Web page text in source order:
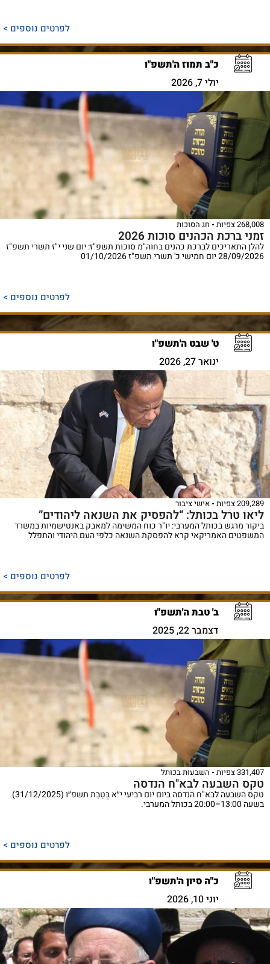
לפרטים נוספים >
כ"ב תמוז ה'תשפ"ו
יולי 7, 2026
268,008 צפיות חג הסוכות
זמני ברכת הכהנים סוכות 2026
להלן התאריכים לברכת כהנים בחוה"מ סוכות תשפ"ז: יום שני י"ז תשרי תשפ"ז
28/09/2026 יום חמישי כ' תשרי תשפ"ז 01/10/2026
לפרטים נוספים >
ט' שבט ה'תשפ"ו
ינואר 27, 2026
209,289 צפיות אישי ציבור
ליאו טרל בכותל: “להפסיק את השנאה ליהודים”
ביקור מרגש בכותל המערבי: יו"ר כוח המשימה למאבק באנטישמיות במשרד
המשפטים האמריקאי קרא להפסקת השנאה כלפי העם היהודי והתפלל
לפרטים נוספים >
ב' טבת ה'תשפ"ו
דצמבר 22, 2025
331,407 צפיות השבעות בכותל
טקס השבעה לבא"ח הנדסה
טקס השבעה לבא"ח הנדסה ביום יום רביעי י״א בְּטֵבֵת תשפ״ו (31/12/2025)
בשעה 13:00–20:00 בכותל המערבי.
לפרטים נוספים >
כ"ה סיון ה'תשפ"ו
יוני 10, 2026